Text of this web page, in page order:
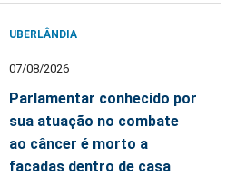
UBERLÂNDIA
07/08/2026
Parlamentar conhecido por
sua atuação no combate
ao câncer é morto a
facadas dentro de casa